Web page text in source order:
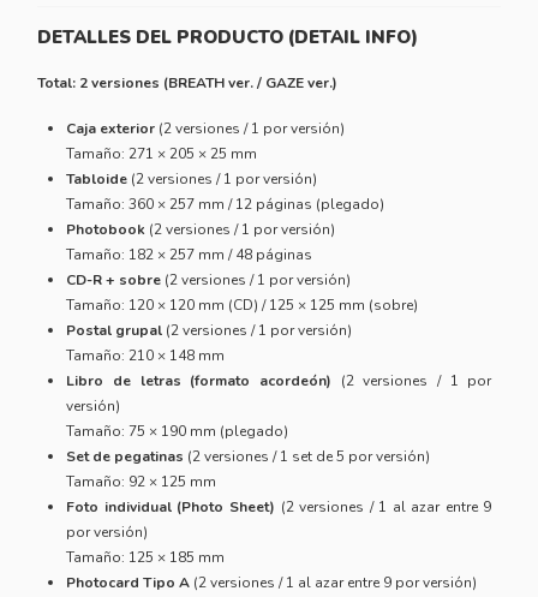
DETALLES DEL PRODUCTO (DETAIL INFO)
Total: 2 versiones (BREATH ver. / GAZE ver.)
Caja exterior (2 versiones / 1 por versión)
Tamaño: 271 × 205 × 25 mm
Tabloide (2 versiones / 1 por versión)
Tamaño: 360 × 257 mm / 12 páginas (plegado)
Photobook (2 versiones / 1 por versión)
Tamaño: 182 × 257 mm / 48 páginas
CD-R + sobre (2 versiones / 1 por versión)
Tamaño: 120 × 120 mm (CD) / 125 × 125 mm (sobre)
Postal grupal (2 versiones / 1 por versión)
Tamaño: 210 × 148 mm
Libro de letras (formato acordeón) (2 versiones / 1 por
versión)
Tamaño: 75 × 190 mm (plegado)
Set de pegatinas (2 versiones / 1 set de 5 por versión)
Tamaño: 92 × 125 mm
Foto individual (Photo Sheet) (2 versiones / 1 al azar entre 9
por versión)
Tamaño: 125 × 185 mm
Photocard Tipo A (2 versiones / 1 al azar entre 9 por versión)